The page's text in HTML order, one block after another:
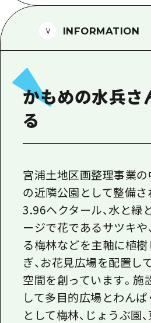
2泊3日
観光案内所
広島県を訪れる
ボランティア
ガイドブック
メディア掲載情
フォトダウン
関連リンク
INFORMATION
かもめの水兵さ
る
宮浦土地区画整理事業の
の近隣公園として整備さ
3.96ヘクタール、水と緑
ージで花であるサツキや
る梅林などを主軸に植樹
ぎ、お花見広場を配置し
空間を創っています。施
して多目的広場とわんぱ
として梅林、じょうぶ園